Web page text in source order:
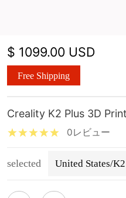
$ 1099.00 USD
Free Shipping
Creality K2 Plus 3D
0レビュー
selected United States/